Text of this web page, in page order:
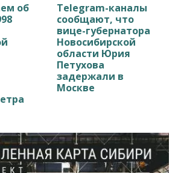
об
Telegram-каналы
сообщают, что
вице-губернатора
Новосибирской
области Юрия
Петухова
задержали в
Москве